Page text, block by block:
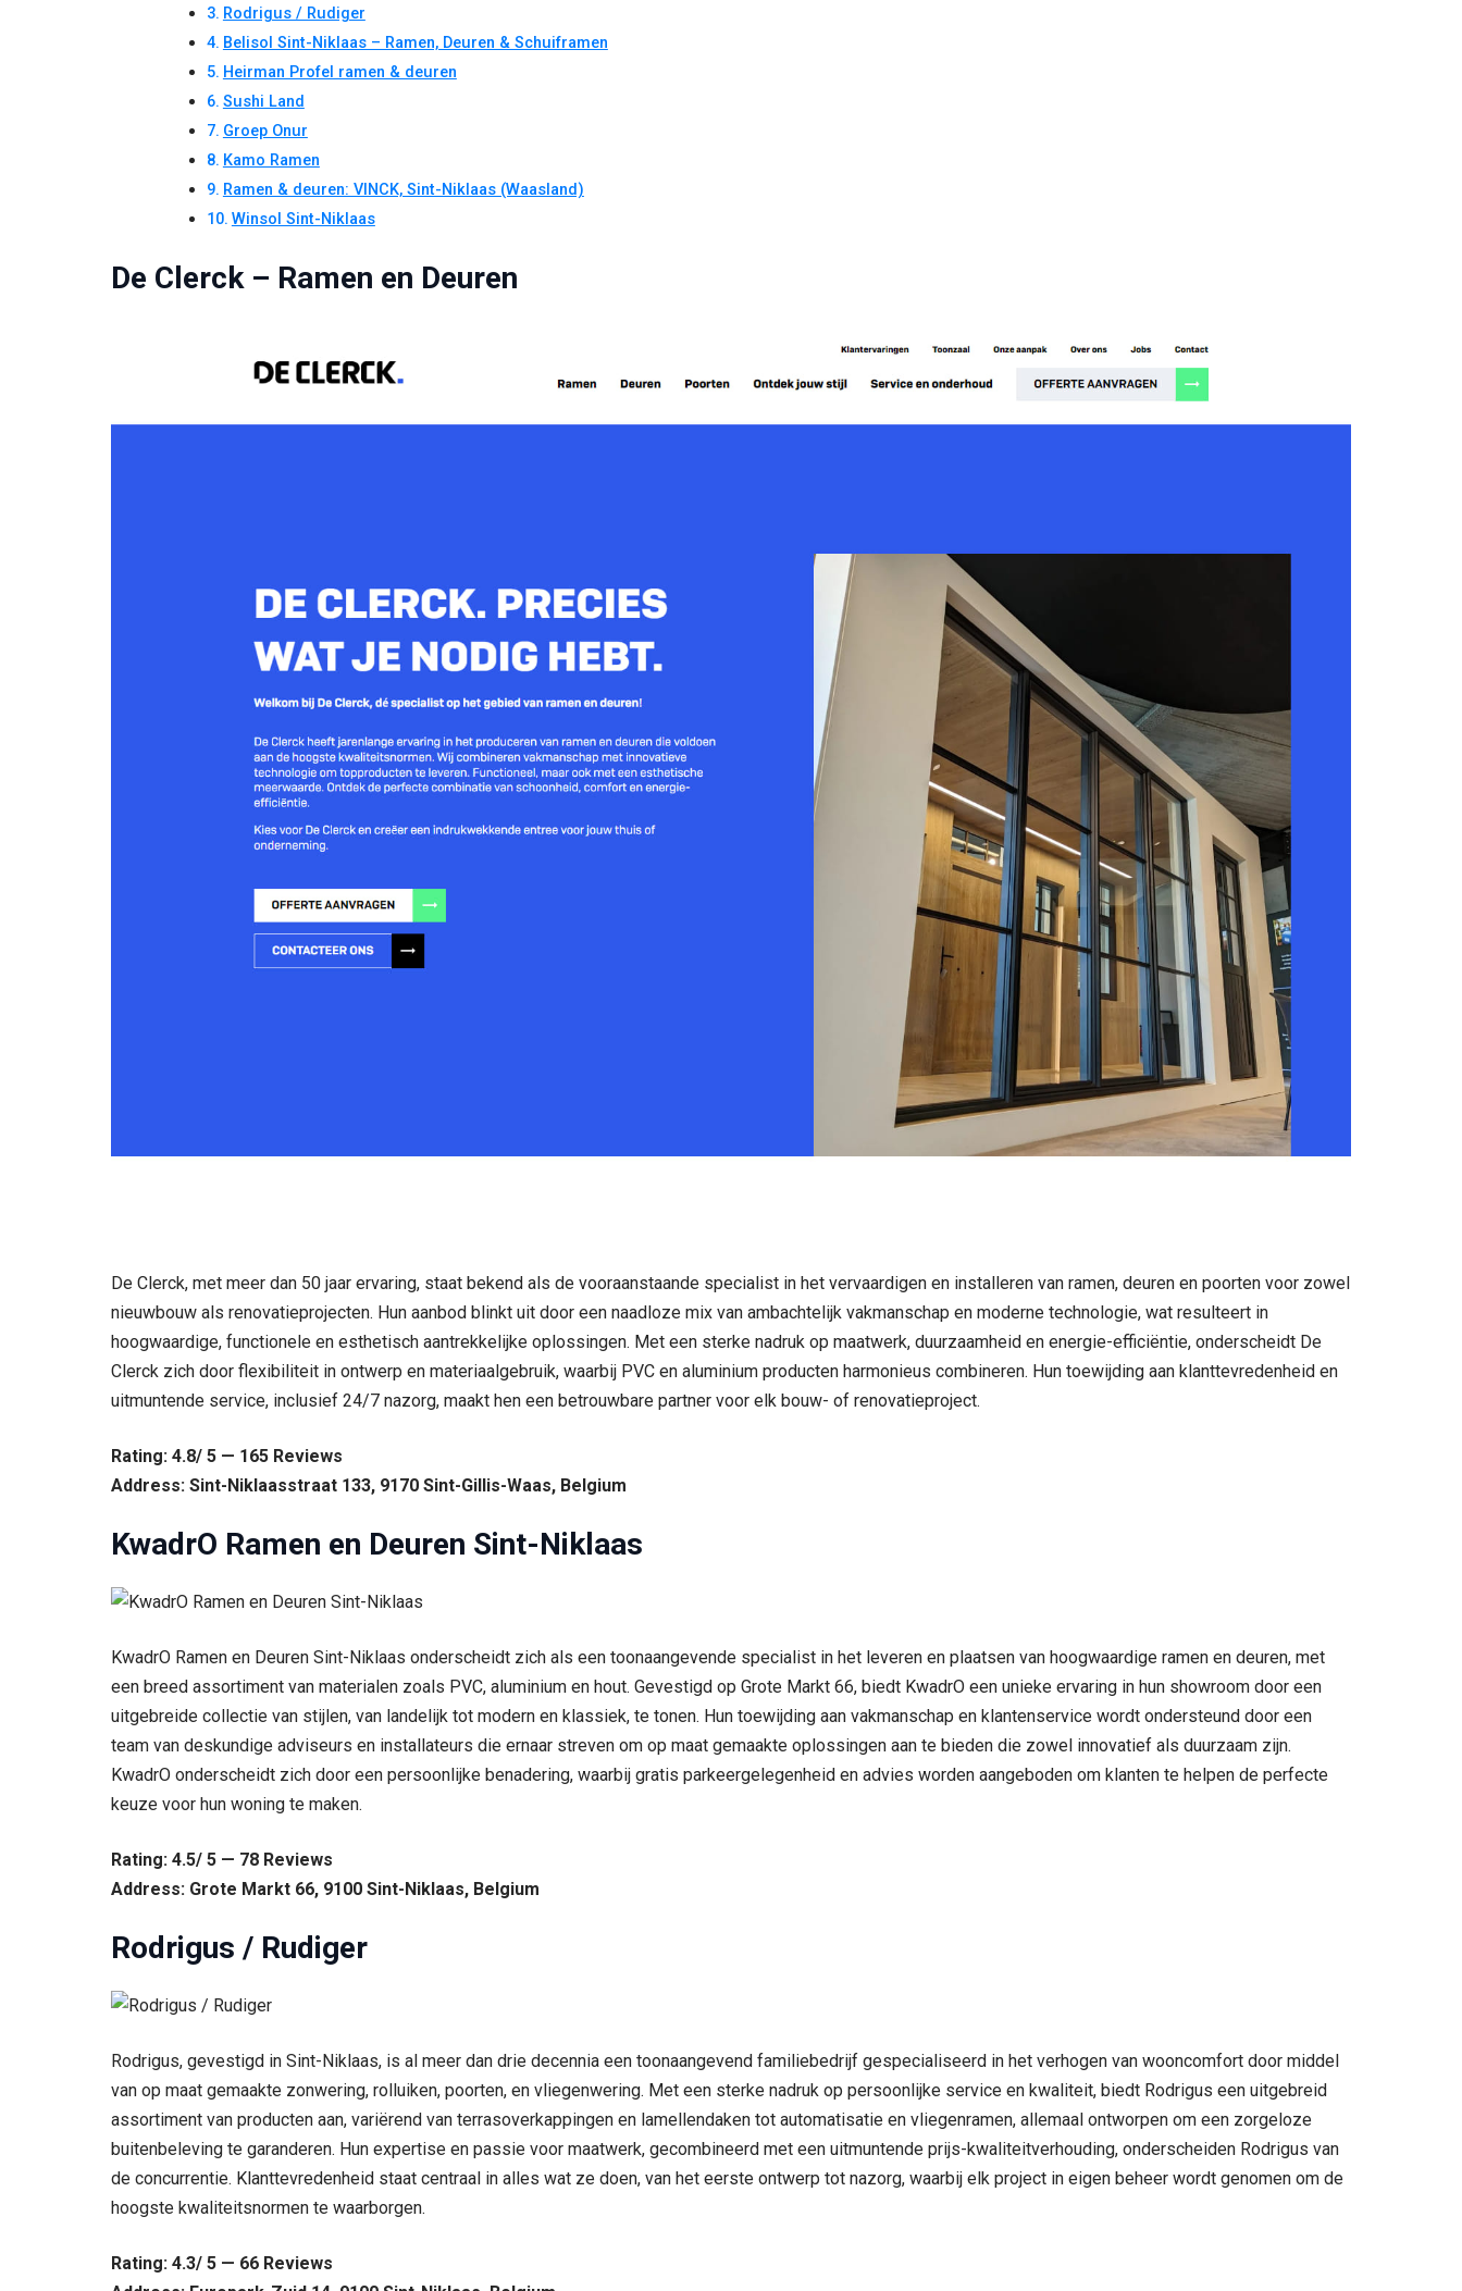
Rodrigus / Rudiger
Belisol Sint-Niklaas – Ramen, Deuren & Schuiframen
Heirman Profel ramen & deuren
Sushi Land
Groep Onur
Kamo Ramen
Ramen & deuren: VINCK, Sint-Niklaas (Waasland)
Winsol Sint-Niklaas
De Clerck – Ramen en Deuren
De Clerck, met meer dan 50 jaar ervaring, staat bekend als de vooraanstaande specialist in het vervaardigen en installeren van ramen, deuren en poorten voor zowel
nieuwbouw als renovatieprojecten. Hun aanbod blinkt uit door een naadloze mix van ambachtelijk vakmanschap en moderne technologie, wat resulteert in
hoogwaardige, functionele en esthetisch aantrekkelijke oplossingen. Met een sterke nadruk op maatwerk, duurzaamheid en energie-efficiëntie, onderscheidt De
Clerck zich door flexibiliteit in ontwerp en materiaalgebruik, waarbij PVC en aluminium producten harmonieus combineren. Hun toewijding aan klanttevredenheid en
uitmuntende service, inclusief 24/7 nazorg, maakt hen een betrouwbare partner voor elk bouw- of renovatieproject.
Rating: 4.8/ 5 — 165 Reviews
Address: Sint-Niklaasstraat 133, 9170 Sint-Gillis-Waas, Belgium
KwadrO Ramen en Deuren Sint-Niklaas
KwadrO Ramen en Deuren Sint-Niklaas onderscheidt zich als een toonaangevende specialist in het leveren en plaatsen van hoogwaardige ramen en deuren, met
een breed assortiment van materialen zoals PVC, aluminium en hout. Gevestigd op Grote Markt 66, biedt KwadrO een unieke ervaring in hun showroom door een
uitgebreide collectie van stijlen, van landelijk tot modern en klassiek, te tonen. Hun toewijding aan vakmanschap en klantenservice wordt ondersteund door een
team van deskundige adviseurs en installateurs die ernaar streven om op maat gemaakte oplossingen aan te bieden die zowel innovatief als duurzaam zijn.
KwadrO onderscheidt zich door een persoonlijke benadering, waarbij gratis parkeergelegenheid en advies worden aangeboden om klanten te helpen de perfecte
keuze voor hun woning te maken.
Rating: 4.5/ 5 — 78 Reviews
Address: Grote Markt 66, 9100 Sint-Niklaas, Belgium
Rodrigus / Rudiger
Rodrigus, gevestigd in Sint-Niklaas, is al meer dan drie decennia een toonaangevend familiebedrijf gespecialiseerd in het verhogen van wooncomfort door middel
van op maat gemaakte zonwering, rolluiken, poorten, en vliegenwering. Met een sterke nadruk op persoonlijke service en kwaliteit, biedt Rodrigus een uitgebreid
assortiment van producten aan, variërend van terrasoverkappingen en lamellendaken tot automatisatie en vliegenramen, allemaal ontworpen om een zorgeloze
buitenbeleving te garanderen. Hun expertise en passie voor maatwerk, gecombineerd met een uitmuntende prijs-kwaliteitverhouding, onderscheiden Rodrigus van
de concurrentie. Klanttevredenheid staat centraal in alles wat ze doen, van het eerste ontwerp tot nazorg, waarbij elk project in eigen beheer wordt genomen om de
hoogste kwaliteitsnormen te waarborgen.
Rating: 4.3/ 5 — 66 Reviews